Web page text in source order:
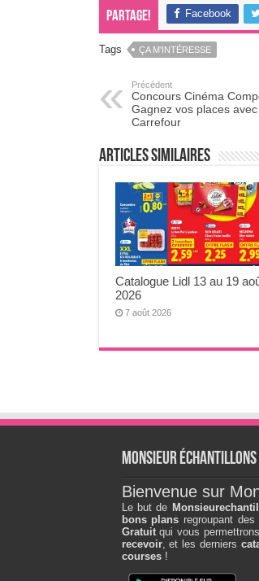
Partage! Facebook
Tags ÇA M'INTÉRESSE
Précédent
Concours Cinéma
Gagnez vos places avec
Carrefour
Articles Similaires
Catalogue Lidl 13 au 19
2026
7 août 2026
Monsieur
Bienvenue sur
Le but de
bons plans regroupant des
Gratuitqui vous
recevoir, et les derniers
courses!